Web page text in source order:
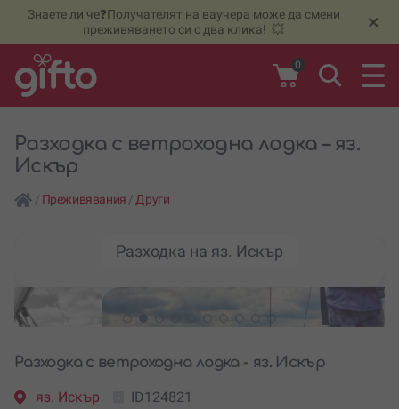
Знаете ли че❓Получателят на ваучера може да смени
преживяването си с два клика! 💥
×
0
Разходка с ветроходна лодка – яз.
Искър
/ Преживявания / Други
Разходка на яз. Искър
Разходка с ветроходна лодка - яз. Искър
яз. Искър ID124821